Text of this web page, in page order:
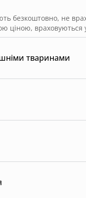
тваринами
безкоштовно, не
ціною, враховуються у